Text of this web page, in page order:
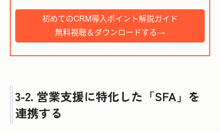
3-2. 営業支援に特化した「SFA」を
連携する